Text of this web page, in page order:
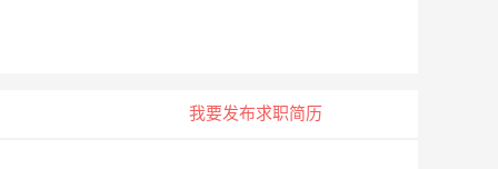
我要发布求职简历